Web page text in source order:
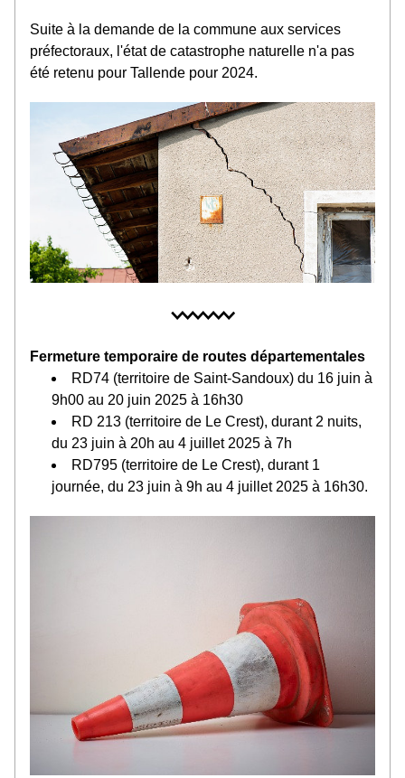
Suite à la demande de la commune aux services
préfectoraux, l'état de catastrophe naturelle n'a pas
été retenu pour Tallende pour 2024.
Fermeture temporaire de routes départementales
RD74 (territoire de Saint-Sandoux) du 16 juin à
9h00 au 20 juin 2025 à 16h30
RD 213 (territoire de Le Crest), durant 2 nuits,
du 23 juin à 20h au 4 juillet 2025 à 7h
RD795 (territoire de Le Crest), durant 1
journée, du 23 juin à 9h au 4 juillet 2025 à 16h30.